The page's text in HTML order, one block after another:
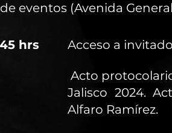
eventos (Avenida
hrs Acceso a
Acto
Jalisco 2024.
Alfaro Ramírez.